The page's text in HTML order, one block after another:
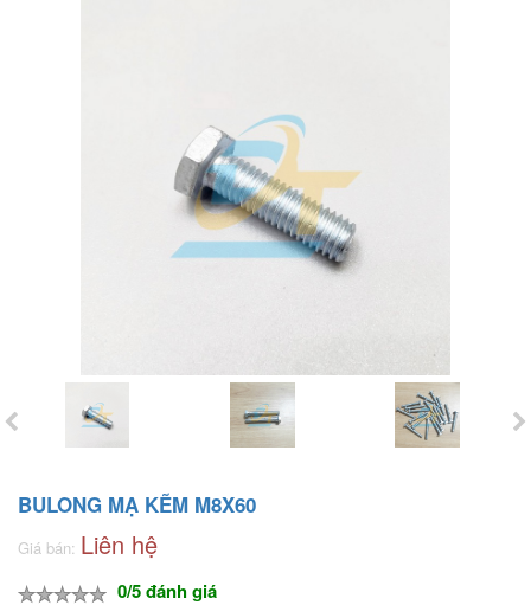
BULONG MẠ KẼM M8X60
Giá bán: Liên hệ
0/5 đánh giá